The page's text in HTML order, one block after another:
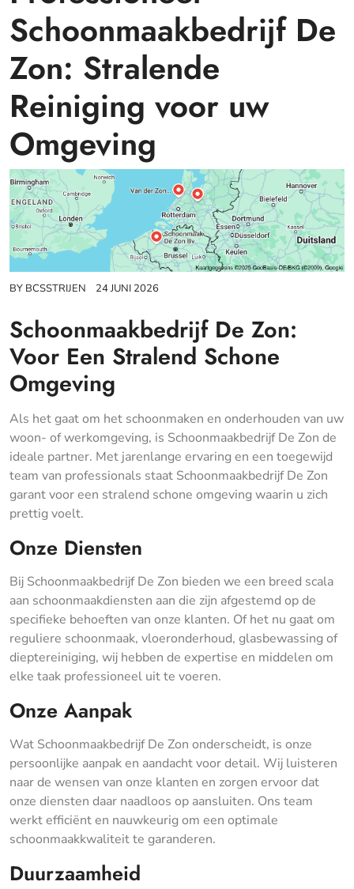
Schoonmaakbedrijf De
Zon: Stralende
Reiniging voor uw
Omgeving
BY BCSSTRIJEN 24 JUNI 2026
Schoonmaakbedrijf De Zon:
Voor Een Stralend Schone
Omgeving
Als het gaat om het schoonmaken en onderhouden van uw
woon- of werkomgeving, is Schoonmaakbedrijf De Zon de
ideale partner. Met jarenlange ervaring en een toegewijd
team van professionals staat Schoonmaakbedrijf De Zon
garant voor een stralend schone omgeving waarin u zich
prettig voelt.
Onze Diensten
Bij Schoonmaakbedrijf De Zon bieden we een breed scala
aan schoonmaakdiensten aan die zijn afgestemd op de
specifieke behoeften van onze klanten. Of het nu gaat om
reguliere schoonmaak, vloeronderhoud, glasbewassing of
dieptereiniging, wij hebben de expertise en middelen om
elke taak professioneel uit te voeren.
Onze Aanpak
Wat Schoonmaakbedrijf De Zon onderscheidt, is onze
persoonlijke aanpak en aandacht voor detail. Wij luisteren
naar de wensen van onze klanten en zorgen ervoor dat
onze diensten daar naadloos op aansluiten. Ons team
werkt efficiënt en nauwkeurig om een optimale
schoonmaakkwaliteit te garanderen.
Duurzaamheid